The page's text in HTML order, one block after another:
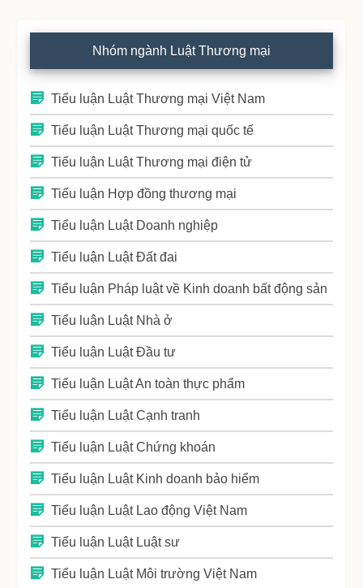
Nhóm ngành Luật Thương mại
Tiểu luận Luật Thương mại Việt Nam
Tiểu luận Luật Thương mại quốc tế
Tiểu luận Luật Thương mại điện tử
Tiểu luận Hợp đồng thương mại
Tiểu luận Luật Doanh nghiệp
Tiểu luận Luật Đất đai
Tiểu luận Pháp luật về Kinh doanh bất động sản
Tiểu luận Luật Nhà ở
Tiểu luận Luật Đầu tư
Tiểu luận Luật An toàn thực phẩm
Tiểu luận Luật Cạnh tranh
Tiểu luận Luật Chứng khoán
Tiểu luận Luật Kinh doanh bảo hiểm
Tiểu luận Luật Lao động Việt Nam
Tiểu luận Luật Luật sư
Tiểu luận Luật Môi trường Việt Nam